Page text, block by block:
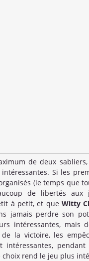
de deux
Si les
(le temps que
de libertés aux
à petit, et que Witty
jamais perdre son
intéressantes,
la victoire, les
intéressantes,
choix rend le jeu plus